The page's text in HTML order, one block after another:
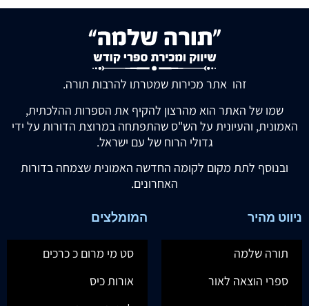
זהו אתר מכירות שמטרתו להרבות תורה.
שמו של האתר הוא מהרצון להקיף את הספרות ההלכתית,
האמונית, והעיונית על הש"ס שהתפתחה במרוצת הדורות על ידי
גדולי הרוח של עם ישראל.
ובנוסף לתת מקום לקומה החדשה האמונית שצמחה בדורות
האחרונים.
ניווט מהיר
תורה שלמה
ספרי הוצאה לאור
המומלצים
סט מי מרום כ כרכים
אורות כיס